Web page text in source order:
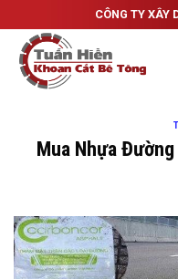
to
content
CÔNG TY XÂY
Mua Nhựa